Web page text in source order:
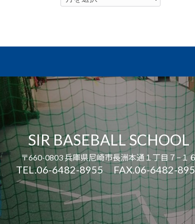
SIR BASEBALL SCHOOL
〒660-0803 兵庫県尼崎市長洲本通１丁目７−１６
TEL.06-6482-8955 FAX.06-6482-